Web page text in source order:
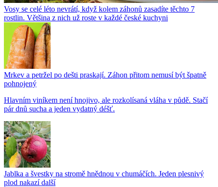
Vosy se celé léto nevrátí, když kolem záhonů zasadíte těchto 7
rostlin. Většina z nich už roste v každé české kuchyni
Mrkev a petržel po dešti praskají. Záhon přitom nemusí být špatně
pohnojený
Hlavním viníkem není hnojivo, ale rozkolísaná vláha v půdě. Stačí
pár dnů sucha a jeden vydatný déšť.
Jablka a švestky na stromě hnědnou v chumáčích. Jeden plesnivý
plod nakazí další